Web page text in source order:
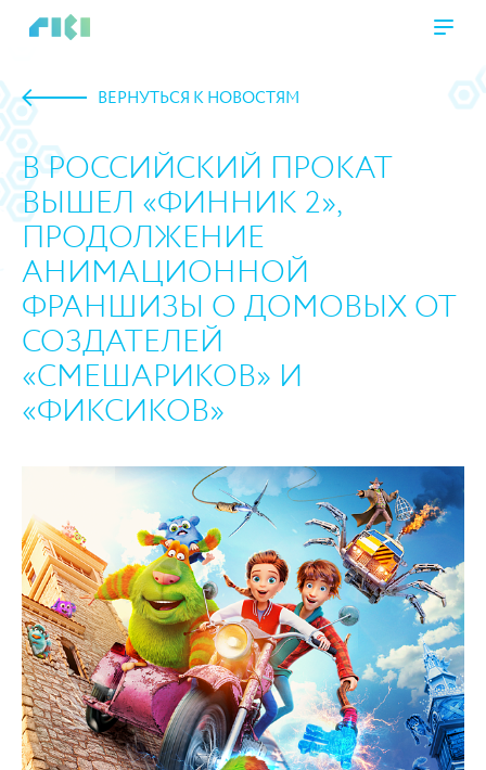
ВЕРНУТЬСЯ К НОВОСТЯМ
В РОССИЙСКИЙ ПРОКАТ
ВЫШЕЛ «ФИННИК 2»,
ПРОДОЛЖЕНИЕ
АНИМАЦИОННОЙ
ФРАНШИЗЫ О ДОМОВЫХ ОТ
СОЗДАТЕЛЕЙ
«СМЕШАРИКОВ» И
«ФИКСИКОВ»
https://www.high-endrolex.com/45